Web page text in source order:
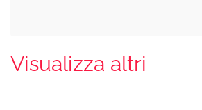
Visualizza altri